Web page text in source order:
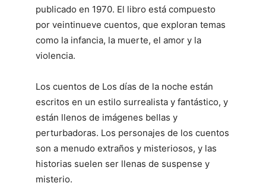
publicado en 1970. El libro está compuesto
por veintinueve cuentos, que exploran temas
como la infancia, la muerte, el amor y la
violencia.
Los cuentos de Los días de la noche están
escritos en un estilo surrealista y fantástico, y
están llenos de imágenes bellas y
perturbadoras. Los personajes de los cuentos
son a menudo extraños y misteriosos, y las
historias suelen ser llenas de suspense y
misterio.